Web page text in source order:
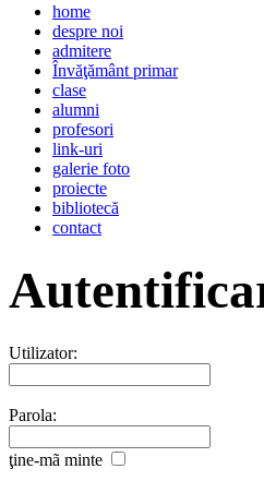
home
despre noi
admitere
Învăţământ primar
clase
alumni
profesori
link-uri
galerie foto
proiecte
bibliotecă
contact
Utilizator:
Parola:
ţine-mã minte